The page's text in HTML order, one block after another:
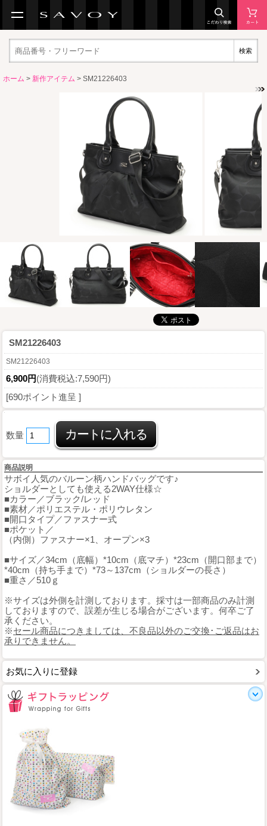
検索
ホーム > 新作アイテム > SM21226403
SM21226403
SM21226403
6,900円(消費税込:7,590円)
[690ポイント進呈 ]
数量
商品説明
サボイ人気のバルーン柄ハンドバッグです♪
ショルダーとしても使える2WAY仕様☆
■カラー／ブラック/レッド
■素材／ポリエステル・ポリウレタン
■開口タイプ／ファスナー式
■ポケット／
（内側）ファスナー×1、オープン×3
■サイズ／34cm（底幅）*10cm（底マチ）*23cm（開口部まで）
*40cm（持ち手まで）*73～137cm（ショルダーの長さ）
■重さ／510ｇ
※サイズは外側を計測しております。採寸は一部商品のみ計測
しておりますので、誤差が生じる場合がございます。何卒ご了
承ください。
※セール商品につきましては、不良品以外のご交換･ご返品はお
承りできません。
お気に入りに登録